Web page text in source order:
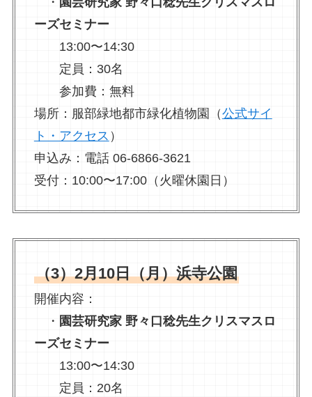
ーズセミナー
13:00〜14:30
定員：30名
参加費：無料
場所：服部緑地都市緑化植物園（公式サイ
ト・アクセス ）
申込み：電話 06-6866-3621
受付：10:00〜17:00（火曜休園日）
（3）2月10日（月）浜寺公園
開催内容：
・ 園芸研究家 野々口稔先生クリスマスロ
ーズセミナー
13:00〜14:30
定員：20名